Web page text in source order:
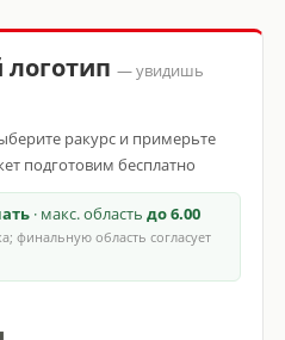
— увидишь
ракурс и примерьте
подготовим бесплатно
· макс. область до 6.00
финальную область согласует